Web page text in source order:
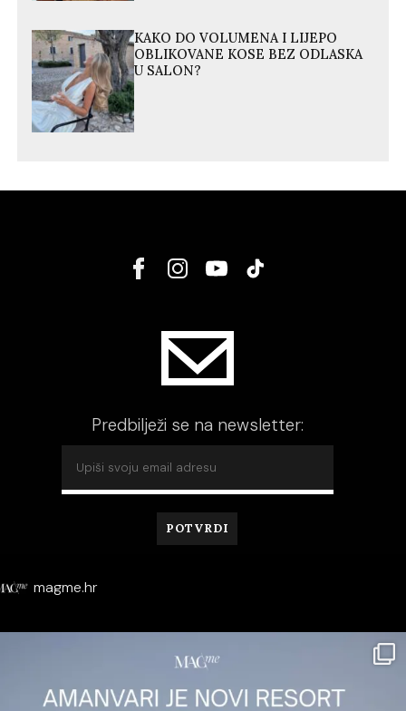
KAKO DO VOLUMENA I LIJEPO
OBLIKOVANE KOSE BEZ ODLASKA
U SALON?
Predbilježi se na newsletter:
magme.hr